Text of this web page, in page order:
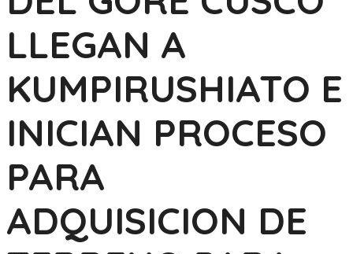
LLEGAN A
KUMPIRUSHIATO E
INICIAN PROCESO
PARA
ADQUISICION DE